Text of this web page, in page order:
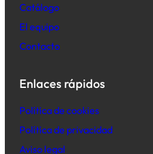
Catálogo
El equipo
Contacto
Enlaces rápidos
Política de cookies
Política de privacidad
Aviso legal